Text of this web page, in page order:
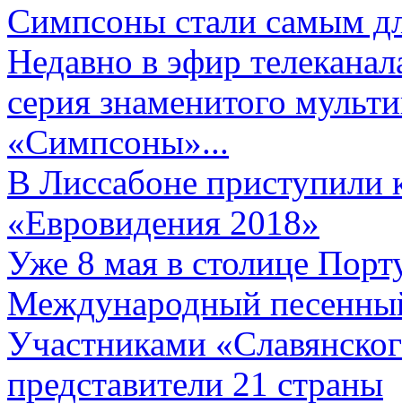
Симпсоны стали самым
Недавно в эфир
серия знаменитого
«Симпсоны»...
В Лиссабоне приступили
«Евровидения 2018»
Уже 8 мая в столице
Международный
Участниками
представители 21 страны